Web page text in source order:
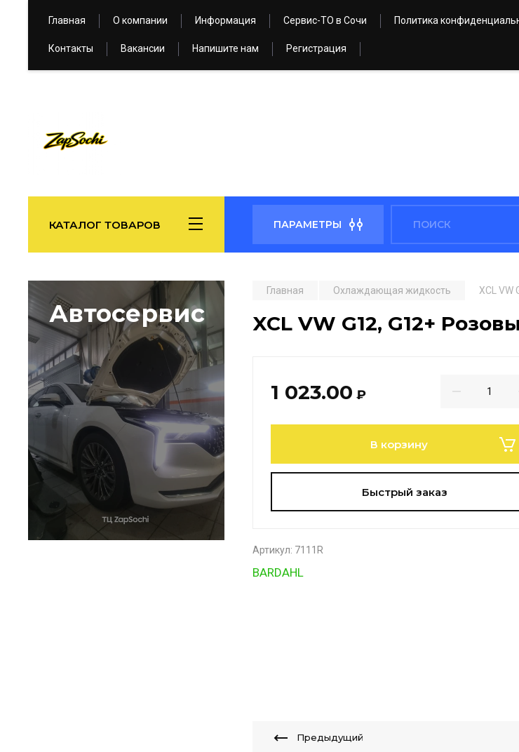
Главная О компании Информация Сервис-ТО в Сочи Политика
Контакты Вакансии Напишите нам Регистрация
КАТАЛОГ ТОВАРОВ ПАРАМЕТРЫ
Автосервис
Главная Охлаждающая жидкость XCL VW
XCL VW G12, G12+
1 023.00 ₽
В корзину
Быстрый заказ
Артикул: 7111R
BARDAHL
Предыдущий